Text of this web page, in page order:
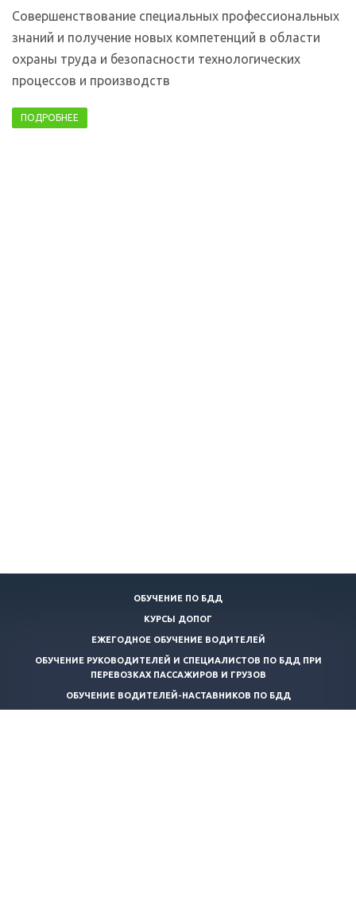
Cовершенствование специальных профессиональных
знаний и получение новых компетенций в области
охраны труда и безопасности технологических
процессов и производств
ПОДРОБНЕЕ
ОБУЧЕНИЕ ПО БДД
КУРСЫ ДОПОГ
ЕЖЕГОДНОЕ ОБУЧЕНИЕ ВОДИТЕЛЕЙ
ОБУЧЕНИЕ РУКОВОДИТЕЛЕЙ И СПЕЦИАЛИСТОВ ПО БДД ПРИ
ПЕРЕВОЗКАХ ПАССАЖИРОВ И ГРУЗОВ
ОБУЧЕНИЕ ВОДИТЕЛЕЙ-НАСТАВНИКОВ ПО БДД